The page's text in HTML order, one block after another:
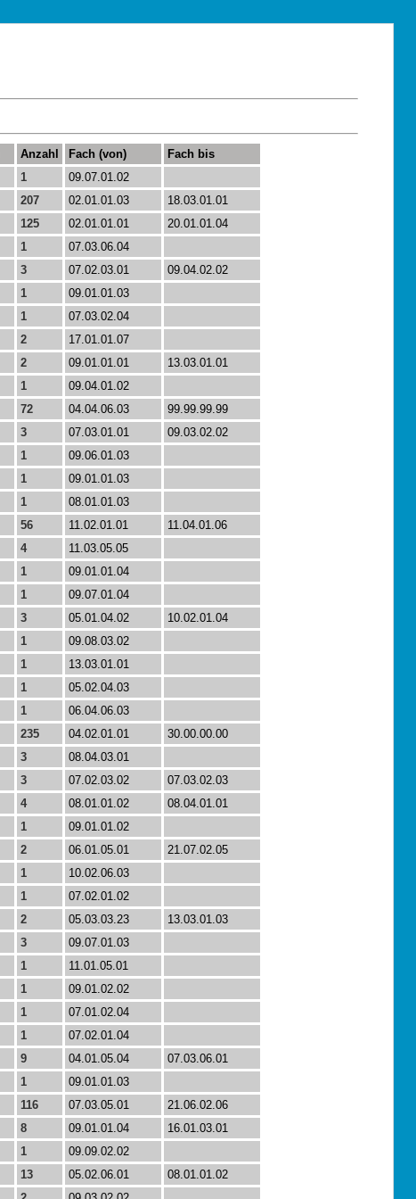
Anzahl Fach (von)
Fach bis
1
09.07.01.02
207 02.01.01.03
18.03.01.01
125 02.01.01.01
20.01.01.04
1
07.03.06.04
3 07.02.03.01
09.04.02.02
1
09.01.01.03
1
07.03.02.04
2
17.01.01.07
2 09.01.01.01
13.03.01.01
1
09.04.01.02
72 04.04.06.03
99.99.99.99
3 07.03.01.01
09.03.02.02
1
09.06.01.03
1
09.01.01.03
1
08.01.01.03
56 11.02.01.01
11.04.01.06
4
11.03.05.05
1
09.01.01.04
1
09.07.01.04
3 05.01.04.02
10.02.01.04
1
09.08.03.02
1
13.03.01.01
1
05.02.04.03
1
06.04.06.03
235 04.02.01.01
30.00.00.00
3
08.04.03.01
3 07.02.03.02
07.03.02.03
4 08.01.01.02
08.04.01.01
1
09.01.01.02
2 06.01.05.01
21.07.02.05
1
10.02.06.03
1
07.02.01.02
2 05.03.03.23
13.03.01.03
3
09.07.01.03
1
11.01.05.01
1
09.01.02.02
1
07.01.02.04
1
07.02.01.04
9 04.01.05.04
07.03.06.01
1
09.01.01.03
116 07.03.05.01
21.06.02.06
8 09.01.01.04
16.01.03.01
1
09.09.02.02
13 05.02.06.01
08.01.01.02